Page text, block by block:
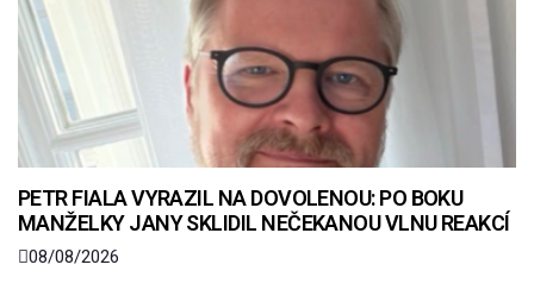
PETR FIALA VYRAZIL NA DOVOLENOU: PO BOKU
MANŽELKY JANY SKLIDIL NEČEKANOU VLNU REAKCÍ
08/08/2026